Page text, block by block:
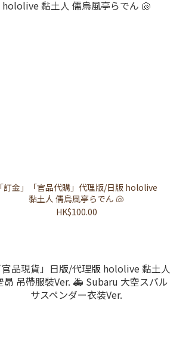
「訂金」「官品代購」代理版/日版 hololive
黏土人 儒烏風亭らでん 🐚
HK$100.00